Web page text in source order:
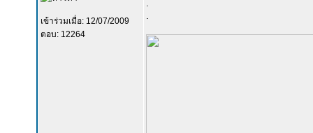
เข้าร่วมเมื่อ: 12/07/2009
ตอบ: 12264